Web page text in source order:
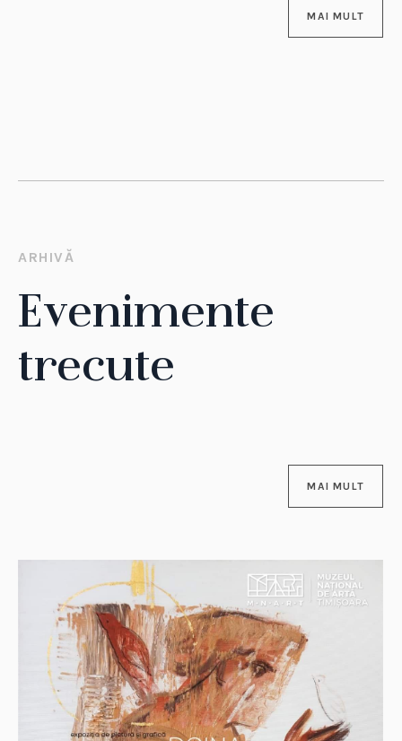
MAI MULT
ARHIVĂ
Evenimente
trecute
MAI MULT